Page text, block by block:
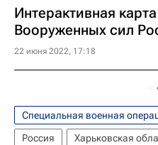
Интерактивная
Вооруженных сил
22 июня 2022, 17:18
Специальная военная
Россия
Харьковская